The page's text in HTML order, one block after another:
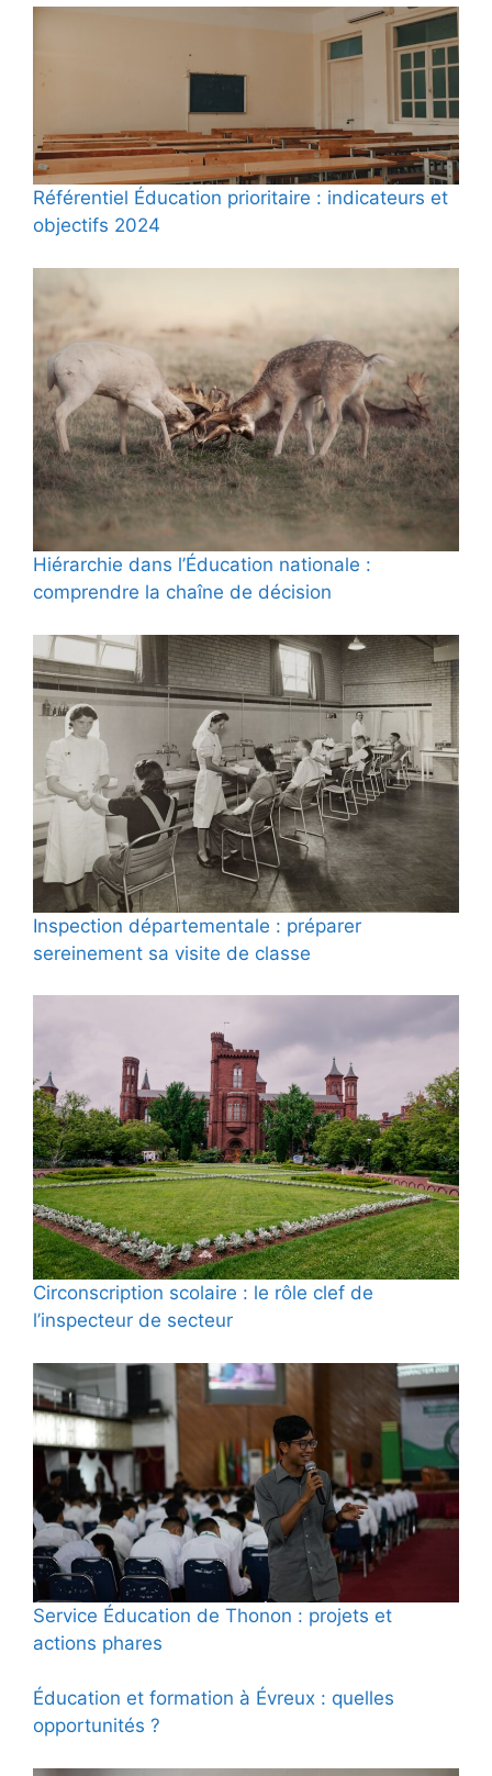
Référentiel Éducation prioritaire : indicateurs et
objectifs 2024
Hiérarchie dans l’Éducation nationale :
comprendre la chaîne de décision
Inspection départementale : préparer
sereinement sa visite de classe
Circonscription scolaire : le rôle clef de
l’inspecteur de secteur
Service Éducation de Thonon : projets et
actions phares
Éducation et formation à Évreux : quelles
opportunités ?